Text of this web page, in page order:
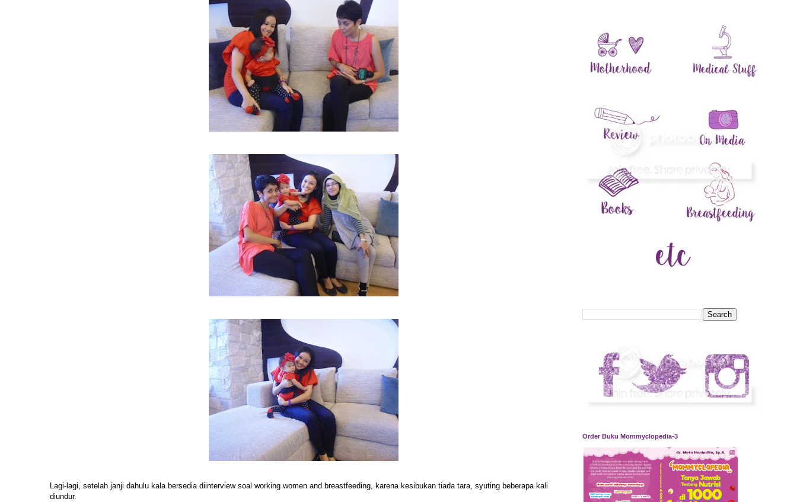
Lagi-lagi, setelah janji dahulu kala bersedia diinterview soal working women and breastfeeding, karena kesibukan tiada tara, syuting beberapa kali
diundur.
Order Buku Mommyclopedia-3